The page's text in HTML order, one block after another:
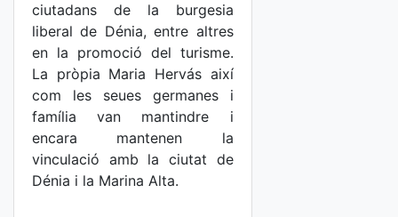
ciutadans de la burgesia
liberal de Dénia, entre altres
en la promoció del turisme.
La pròpia Maria Hervás així
com les seues germanes i
família van mantindre i
encara mantenen la
vinculació amb la ciutat de
Dénia i la Marina Alta.